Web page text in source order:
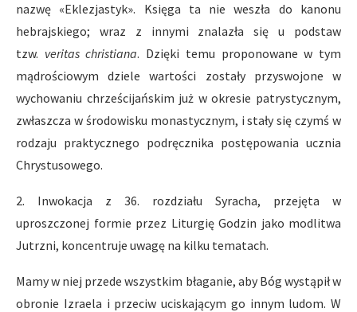
nazwę «Eklezjastyk». Księga ta nie weszła do kanonu
hebrajskiego; wraz z innymi znalazła się u podstaw
tzw. veritas christiana. Dzięki temu proponowane w tym
mądrościowym dziele wartości zostały przyswojone w
wychowaniu chrześcijańskim już w okresie patrystycznym,
zwłaszcza w środowisku monastycznym, i stały się czymś w
rodzaju praktycznego podręcznika postępowania ucznia
Chrystusowego.
2. Inwokacja z 36. rozdziału Syracha, przejęta w
uproszczonej formie przez Liturgię Godzin jako modlitwa
Jutrzni, koncentruje uwagę na kilku tematach.
Mamy w niej przede wszystkim błaganie, aby Bóg wystąpił w
obronie Izraela i przeciw uciskającym go innym ludom. W